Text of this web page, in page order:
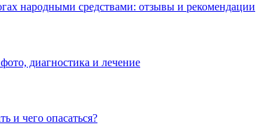
народными средствами: отзывы и рекомендации
диагностика и лечение
и чего опасаться?